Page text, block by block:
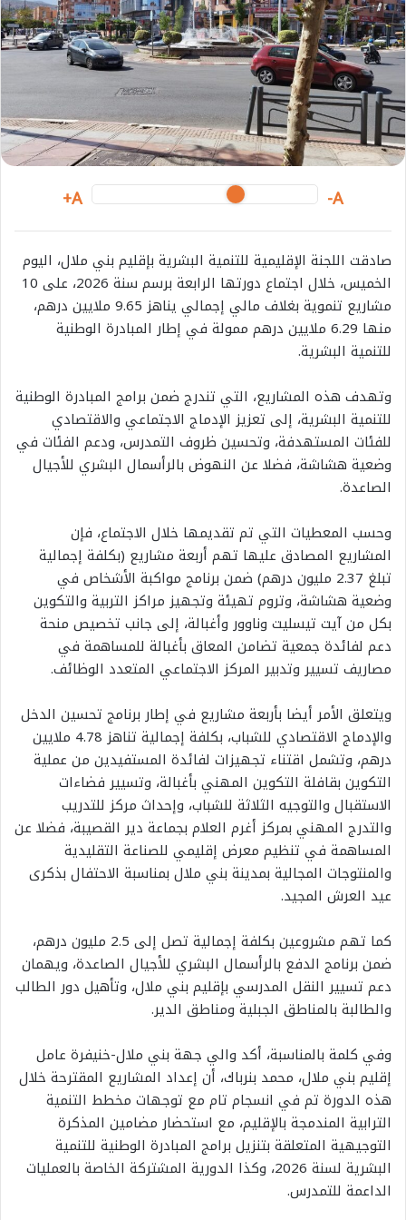
A-
A+
صادقت اللجنة الإقليمية للتنمية البشرية بإقليم بني ملال، اليوم
الخميس، خلال اجتماع دورتها الرابعة برسم سنة 2026، على 10
مشاريع تنموية بغلاف مالي إجمالي يناهز 9.65 ملايين درهم،
منها 6.29 ملايين درهم ممولة في إطار المبادرة الوطنية
للتنمية البشرية.
وتهدف هذه المشاريع، التي تندرج ضمن برامج المبادرة الوطنية
للتنمية البشرية، إلى تعزيز الإدماج الاجتماعي والاقتصادي
للفئات المستهدفة، وتحسين ظروف التمدرس، ودعم الفئات في
وضعية هشاشة، فضلا عن النهوض بالرأسمال البشري للأجيال
الصاعدة.
وحسب المعطيات التي تم تقديمها خلال الاجتماع، فإن
المشاريع المصادق عليها تهم أربعة مشاريع (بكلفة إجمالية
تبلغ 2.37 مليون درهم) ضمن برنامج مواكبة الأشخاص في
وضعية هشاشة، وتروم تهيئة وتجهيز مراكز التربية والتكوين
بكل من آيت تيسليت وناوور وأغبالة، إلى جانب تخصيص منحة
دعم لفائدة جمعية تضامن المعاق بأغبالة للمساهمة في
مصاريف تسيير وتدبير المركز الاجتماعي المتعدد الوظائف.
ويتعلق الأمر أيضا بأربعة مشاريع في إطار برنامج تحسين الدخل
والإدماج الاقتصادي للشباب، بكلفة إجمالية تناهز 4.78 ملايين
درهم، وتشمل اقتناء تجهيزات لفائدة المستفيدين من عملية
التكوين بقافلة التكوين المهني بأغبالة، وتسيير فضاءات
الاستقبال والتوجيه الثلاثة للشباب، وإحداث مركز للتدريب
والتدرج المهني بمركز أغرم العلام بجماعة دير القصيبة، فضلا عن
المساهمة في تنظيم معرض إقليمي للصناعة التقليدية
والمنتوجات المجالية بمدينة بني ملال بمناسبة الاحتفال بذكرى
عيد العرش المجيد.
كما تهم مشروعين بكلفة إجمالية تصل إلى 2.5 مليون درهم،
ضمن برنامج الدفع بالرأسمال البشري للأجيال الصاعدة، ويهمان
دعم تسيير النقل المدرسي بإقليم بني ملال، وتأهيل دور الطالب
والطالبة بالمناطق الجبلية ومناطق الدير.
وفي كلمة بالمناسبة، أكد والي جهة بني ملال-خنيفرة عامل
إقليم بني ملال، محمد بنرباك، أن إعداد المشاريع المقترحة خلال
هذه الدورة تم في انسجام تام مع توجهات مخطط التنمية
الترابية المندمجة بالإقليم، مع استحضار مضامين المذكرة
التوجيهية المتعلقة بتنزيل برامج المبادرة الوطنية للتنمية
البشرية لسنة 2026، وكذا الدورية المشتركة الخاصة بالعمليات
الداعمة للتمدرس.